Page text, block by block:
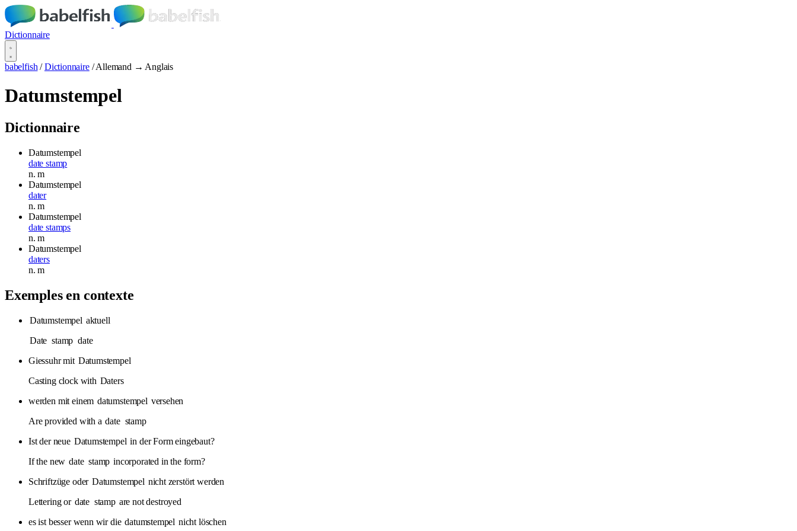
Dictionnaire
babelfish / Dictionnaire / Allemand → Anglais
Datumstempel
Dictionnaire
Datumstempel
date stamp
n.m
Datumstempel
dater
n.m
Datumstempel
date stamps
n.m
Datumstempel
daters
n.m
Exemples en contexte
Datumstempel aktuell
Date stamp date
Giessuhr mit Datumstempel
Casting clock with Daters
werden mit einem datumstempel versehen
Are provided with a date stamp
Ist der neue Datumstempel in der Form eingebaut?
If the new date stamp incorporated in the form?
Schriftzüge oder Datumstempel nicht zerstört werden
Lettering or date stamp are not destroyed
es ist besser wenn wir die datumstempel nicht löschen